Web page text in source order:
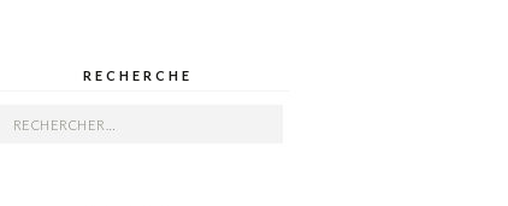
RECHERCHE
Rechercher :